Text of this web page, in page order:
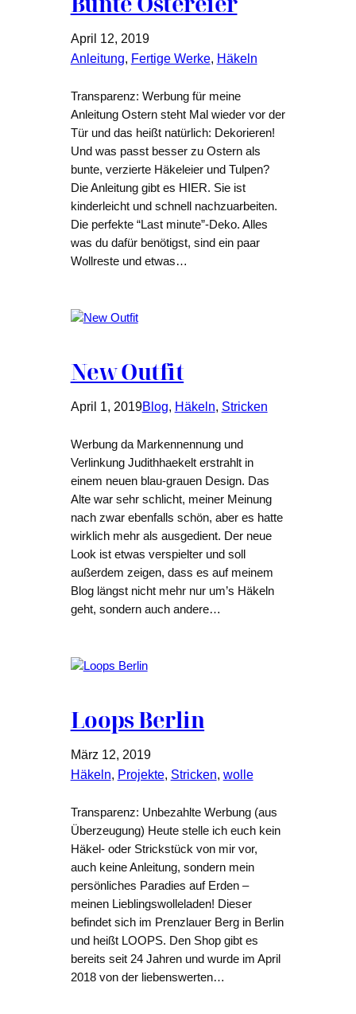
April 12, 2019
Anleitung, Fertige Werke, Häkeln
Transparenz: Werbung für meine
Anleitung Ostern steht Mal wieder vor der
Tür und das heißt natürlich: Dekorieren!
Und was passt besser zu Ostern als
bunte, verzierte Häkeleier und Tulpen?
Die Anleitung gibt es HIER. Sie ist
kinderleicht und schnell nachzuarbeiten.
Die perfekte “Last minute”-Deko. Alles
was du dafür benötigst, sind ein paar
Wollreste und etwas…
New Outfit
April 1, 2019Blog, Häkeln, Stricken
Werbung da Markennennung und
Verlinkung Judithhaekelt erstrahlt in
einem neuen blau-grauen Design. Das
Alte war sehr schlicht, meiner Meinung
nach zwar ebenfalls schön, aber es hatte
wirklich mehr als ausgedient. Der neue
Look ist etwas verspielter und soll
außerdem zeigen, dass es auf meinem
Blog längst nicht mehr nur um’s Häkeln
geht, sondern auch andere…
Loops Berlin
März 12, 2019
Häkeln, Projekte, Stricken, wolle
Transparenz: Unbezahlte Werbung (aus
Überzeugung) Heute stelle ich euch kein
Häkel- oder Strickstück von mir vor,
auch keine Anleitung, sondern mein
persönliches Paradies auf Erden –
meinen Lieblingswolleladen! Dieser
befindet sich im Prenzlauer Berg in Berlin
und heißt LOOPS. Den Shop gibt es
bereits seit 24 Jahren und wurde im April
2018 von der liebenswerten…